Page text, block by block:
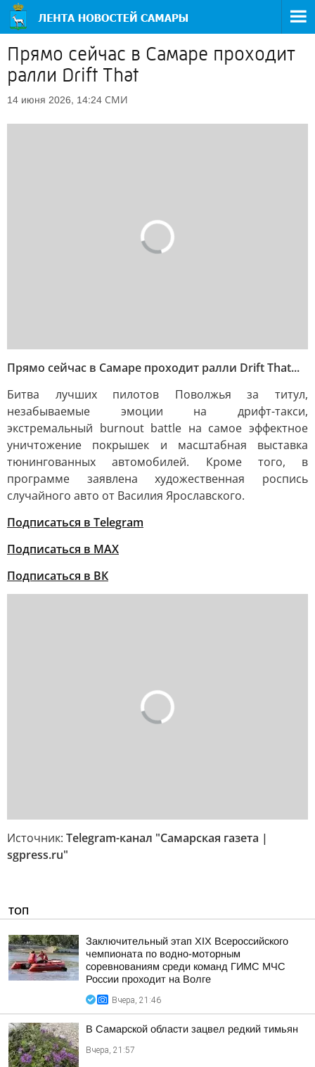
Прямо сейчас в Самаре проходит
ралли Drift That
14 июня 2026, 14:24 СМИ
Прямо сейчас в Самаре проходит ралли Drift That...
Битва лучших пилотов Поволжья за титул,
незабываемые эмоции на дрифт-такси,
экстремальный burnout battle на самое эффектное
уничтожение покрышек и масштабная выставка
тюнингованных автомобилей. Кроме того, в
программе заявлена художественная роспись
случайного авто от Василия Ярославского.
Подписаться в Telegram
Подписаться в MAX
Подписаться в ВК
Источник: Telegram-канал "Самарская газета |
sgpress.ru"
ТОП
Заключительный этап XIХ Всероссийского
чемпионата по водно-моторным
соревнованиям среди команд ГИМС МЧС
России проходит на Волге
Вчера, 21:46
В Самарской области зацвел редкий тимьян
Вчера, 21:57